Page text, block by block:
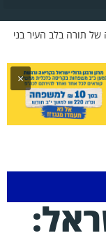
בלב העיר בני
×